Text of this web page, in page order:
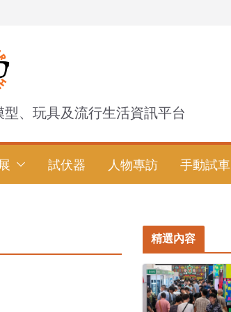
、玩具及流行生活資訊平台
試伏器 人物專訪 手動試車
精選內容